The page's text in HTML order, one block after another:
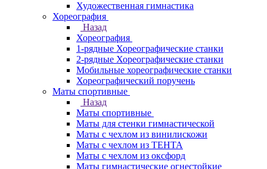
Художественная гимнастика
Хореография
Назад
Хореография
1-рядные Хореографические станки
2-рядные Хореографические станки
Мобильные хореографические станки
Хореографический поручень
Маты спортивные
Назад
Маты спортивные
Маты для стенки гимнастической
Маты с чехлом из винилискожи
Маты с чехлом из ТЕНТА
Маты с чехлом из оксфорд
Маты гимнастические огнестойкие